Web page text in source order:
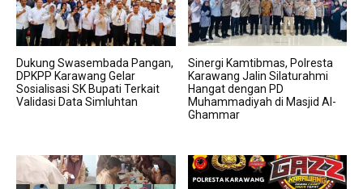
Dukung Swasembada Pangan,
DPKPP Karawang Gelar
Sosialisasi SK Bupati Terkait
Validasi Data Simluhtan
Sinergi Kamtibmas, Polresta
Karawang Jalin Silaturahmi
Hangat dengan PD
Muhammadiyah di Masjid Al-
Ghammar